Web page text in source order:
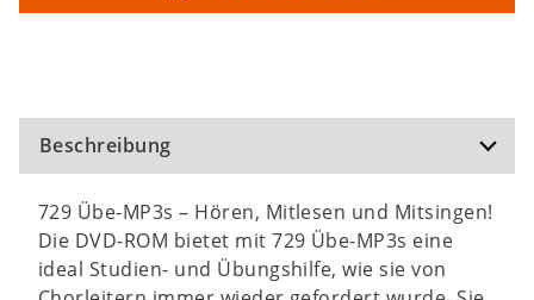
Beschreibung
729 Übe-MP3s – Hören, Mitlesen und Mitsingen!
Die DVD-ROM bietet mit 729 Übe-MP3s eine
ideal Studien- und Übungshilfe, wie sie von